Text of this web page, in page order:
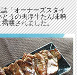
「オーナーズスタイ
うの肉厚牛たん味噌
載されました。